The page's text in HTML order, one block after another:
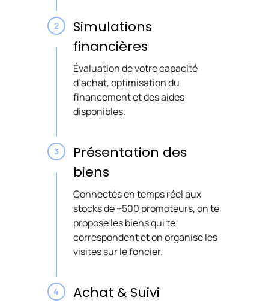
Simulations
financières
Évaluation de votre capacité
d’achat, optimisation du
financement et des aides
disponibles.
Présentation des
biens
Connectés en temps réel aux
stocks de +500 promoteurs, on te
propose les biens qui te
correspondent et on organise les
visites sur le foncier.
Achat & Suivi